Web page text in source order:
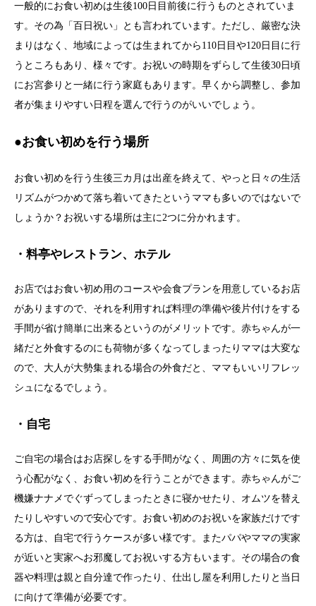
一般的にお食い初めは生後100日目前後に行うものとされていま
す。その為「百日祝い」とも言われています。ただし、厳密な決
まりはなく、地域によっては生まれてから110日目や120日目に行
うところもあり、様々です。お祝いの時期をずらして生後30日頃
にお宮参りと一緒に行う家庭もあります。早くから調整し、参加
者が集まりやすい日程を選んで行うのがいいでしょう。
●お食い初めを行う場所
お食い初めを行う生後三カ月は出産を終えて、やっと日々の生活
リズムがつかめて落ち着いてきたというママも多いのではないで
しょうか？お祝いする場所は主に2つに分かれます。
・料亭やレストラン、ホテル
お店ではお食い初め用のコースや会食プランを用意しているお店
がありますので、それを利用すれば料理の準備や後片付けをする
手間が省け簡単に出来るというのがメリットです。赤ちゃんが一
緒だと外食するのにも荷物が多くなってしまったりママは大変な
ので、大人が大勢集まれる場合の外食だと、ママもいいリフレッ
シュになるでしょう。
・自宅
ご自宅の場合はお店探しをする手間がなく、周囲の方々に気を使
う心配がなく、お食い初めを行うことができます。赤ちゃんがご
機嫌ナナメでぐずってしまったときに寝かせたり、オムツを替え
たりしやすいので安心です。お食い初めのお祝いを家族だけです
る方は、自宅で行うケースが多い様です。またパパやママの実家
が近いと実家へお邪魔してお祝いする方もいます。その場合の食
器や料理は親と自分達で作ったり、仕出し屋を利用したりと当日
に向けて準備が必要です。